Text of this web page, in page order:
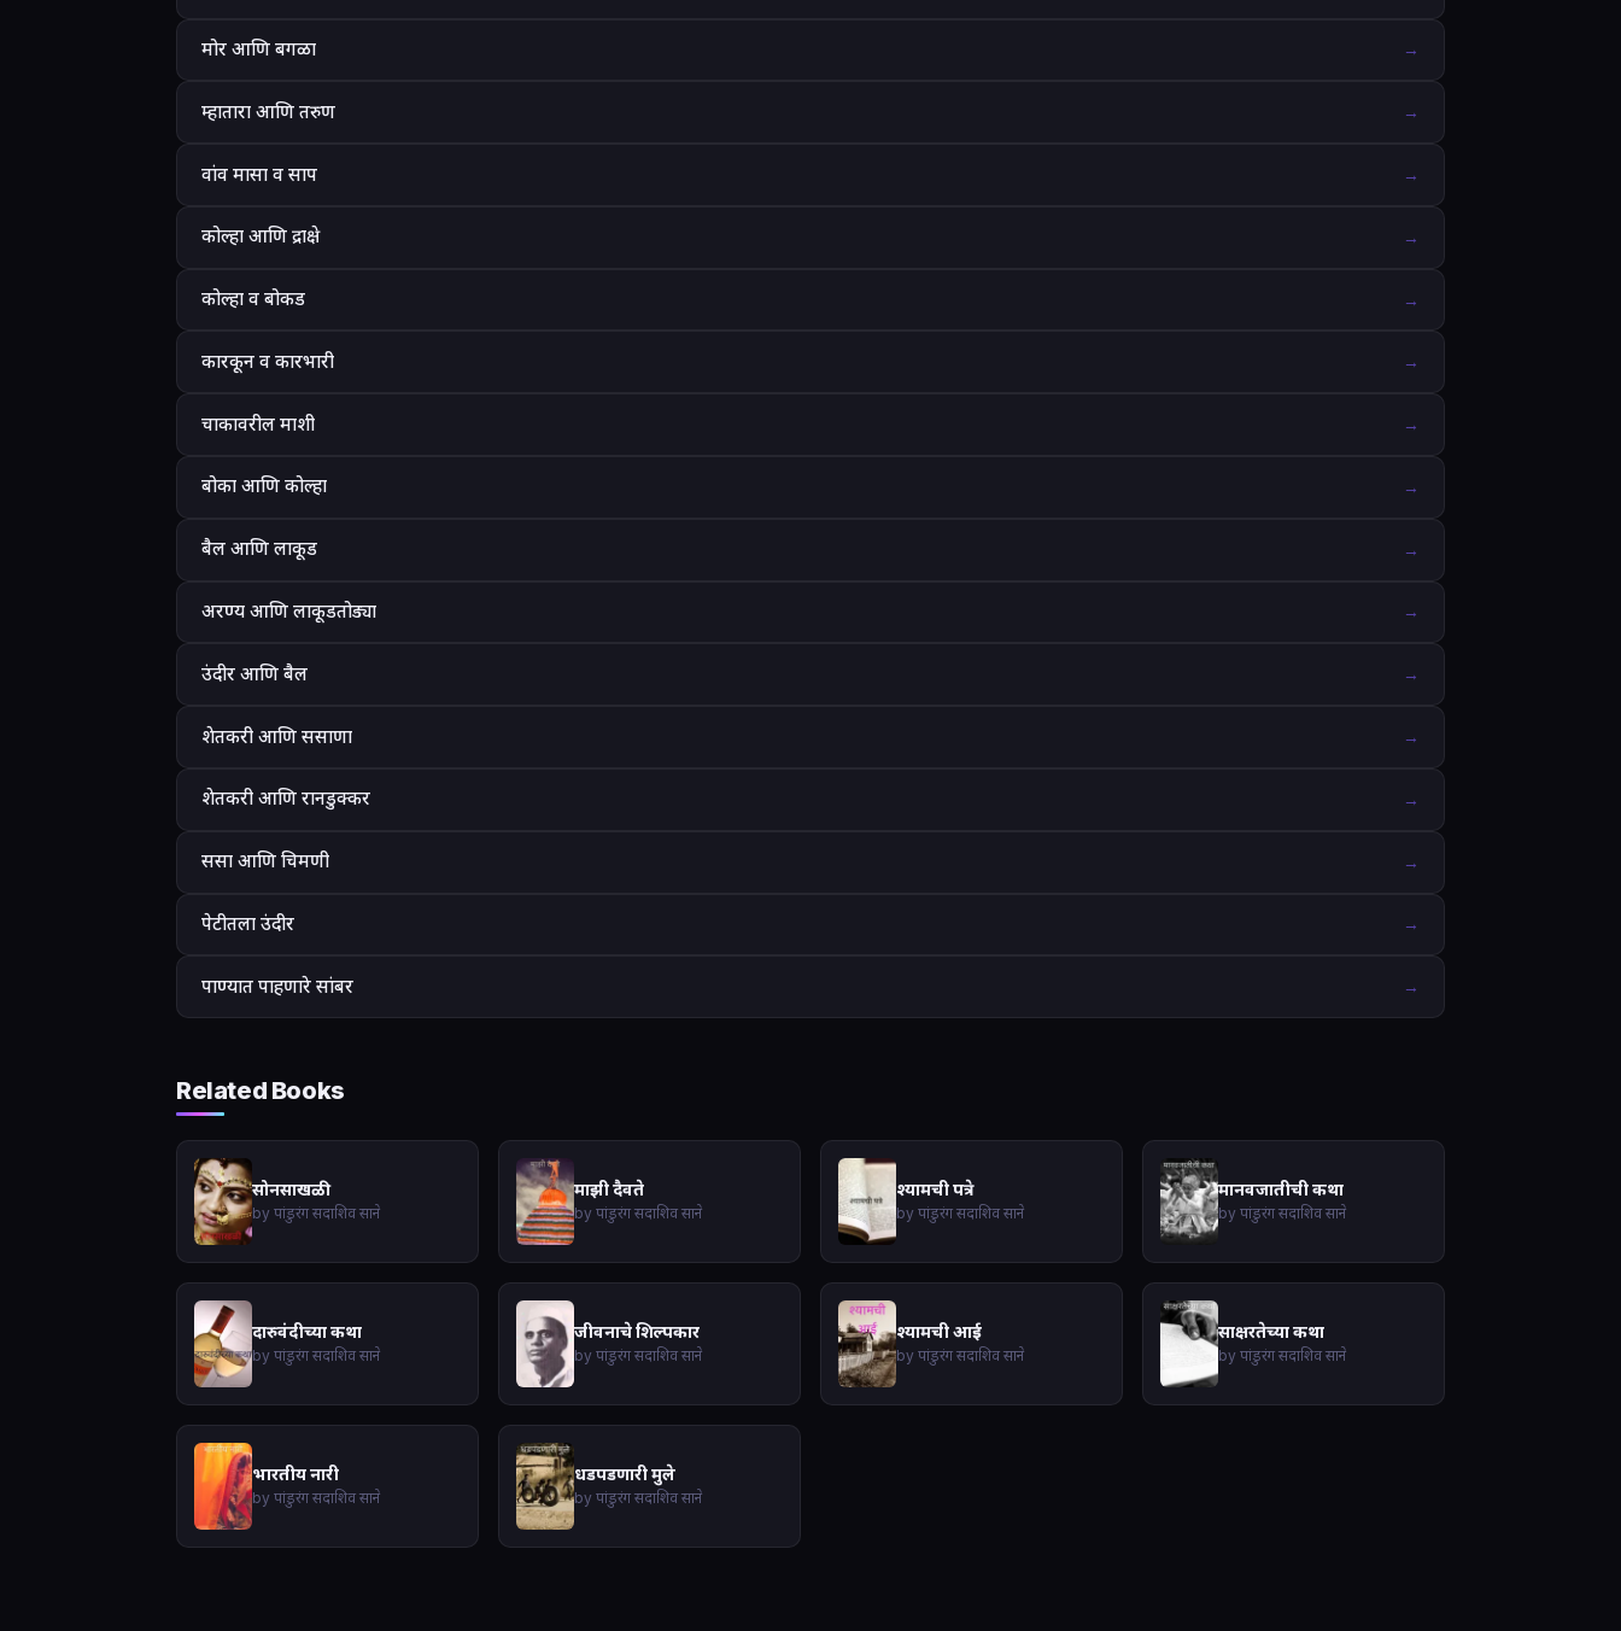
मोर आणि बगळा →
म्हातारा आणि तरुण →
वांव मासा व साप →
कोल्हा आणि द्राक्षे →
कोल्हा व बोकड →
कारकून व कारभारी →
चाकावरील माशी →
बोका आणि कोल्हा →
बैल आणि लाकूड →
अरण्य आणि लाकूडतोड्या →
उंदीर आणि बैल →
शेतकरी आणि ससाणा →
शेतकरी आणि रानडुक्कर →
ससा आणि चिमणी →
पेटीतला उंदीर →
पाण्यात पाहणारे सांबर →
Related Books
सोनसाखळी
by पांडुरंग सदाशिव साने
माझी दैवते
by पांडुरंग सदाशिव साने
श्यामची पत्रे
by पांडुरंग सदाशिव साने
मानवजातीची कथा
by पांडुरंग सदाशिव साने
दारुवंदीच्या कथा
by पांडुरंग सदाशिव साने
जीवनाचे शिल्पकार
by पांडुरंग सदाशिव साने
श्यामची आई
by पांडुरंग सदाशिव साने
साक्षरतेच्या कथा
by पांडुरंग सदाशिव साने
भारतीय नारी
by पांडुरंग सदाशिव साने
धडपडणारी मुले
by पांडुरंग सदाशिव साने